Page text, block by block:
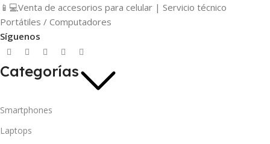
📱💻Venta de accesorios para celular | Servicio técnico
Portátiles / Computadores
Síguenos
Categorías
Smartphones
Laptops